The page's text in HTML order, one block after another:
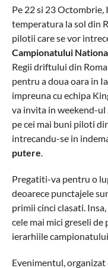
Pe 22 si 23 Octombrie,
temperatura la sol din
pilotii care se vor
Campionatului
Regii driftului din
pentru a doua oara in
impreuna cu echipa
va invita in weekend-
pe cei mai buni piloti
intrecandu-se in
putere.
Pregatiti-va pentru o
deoarece punctajele
primii cinci clasati.
cele mai mici greseli
ierarhiile
Evenimentul, organizat